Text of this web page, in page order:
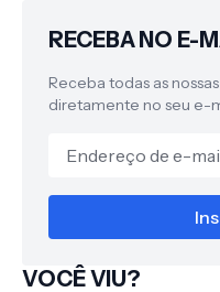
RECEBA NO E-
Receba todas as
diretamente no seu e-
VOCÊ VIU?